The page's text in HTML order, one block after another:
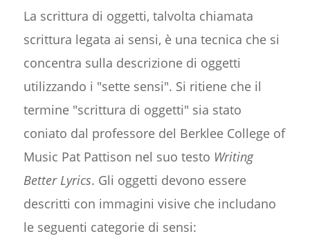
La scrittura di oggetti, talvolta chiamata
scrittura legata ai sensi, è una tecnica che si
concentra sulla descrizione di oggetti
utilizzando i "sette sensi". Si ritiene che il
termine "scrittura di oggetti" sia stato
coniato dal professore del Berklee College of
Music Pat Pattison nel suo testo Writing
Better Lyrics. Gli oggetti devono essere
descritti con immagini visive che includano
le seguenti categorie di sensi: